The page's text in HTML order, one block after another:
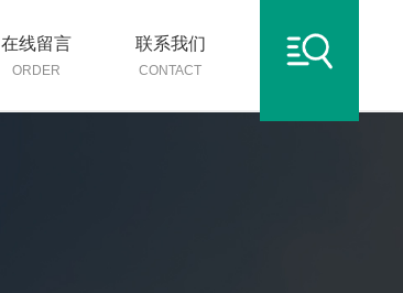
在线留言
ORDER
联系我们
CONTACT